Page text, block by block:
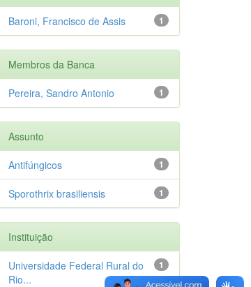
1
Baroni, Francisco de Assis
Membros da Banca
1
Pereira, Sandro Antonio
Assunto
1
Antifúngicos
1
Sporothrix brasiliensis
Instituição
1
Universidade Federal Rural do
Rio...